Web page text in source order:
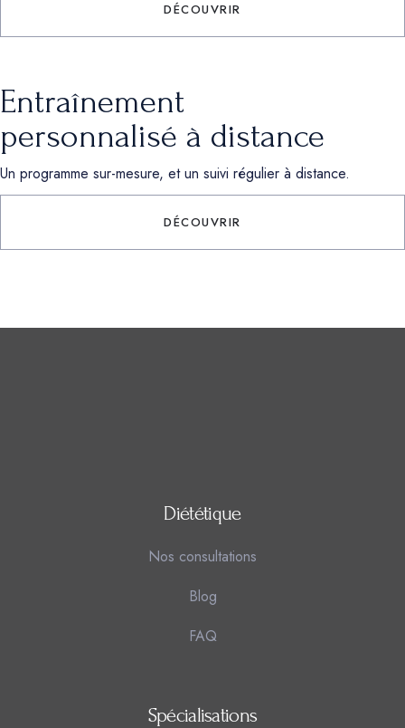
DÉCOUVRIR
Entraînement
personnalisé à distance
Un programme sur-mesure, et un suivi régulier à distance.
DÉCOUVRIR
Diététique
Nos consultations
Blog
FAQ
Spécialisations